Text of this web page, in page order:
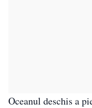
Oceanul deschis a